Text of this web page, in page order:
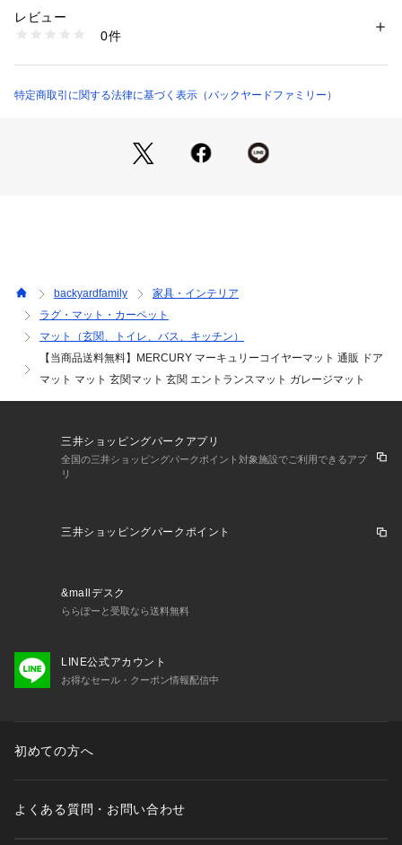
☆・裏面はラバー加工されているから、滑りにくくお手入れも
ラクラク。☆・デザインバリエーションが色々あるから、お気
[縦]約40cm／[横]約70cm／[厚み]約2cm☆※サイズは当店計測
ださい。☆☆重量☆☆約1704g☆☆注意点☆☆※お取り扱いの際
は、商品やパッケージなどに記載されている品質表示、アテン
エントランス 屋外 屋内 ココヤシ
4370000017857
レビュー
0件
特定商取引に関する法律に基づく表示（バックヤードファミリー）
backyardfamily
家具・インテリア
ラグ・マット・カーペット
マット（玄関、トイレ、バス、キッチン）
【当商品送料無料】MERCURY マーキュリーコイヤーマット 通販 ドア
マット マット 玄関マット 玄関 エントランスマット ガレージマット
三井ショッピングパークアプリ
全国の三井ショッピングパークポイント対象施設でご利用できるアプ
リ
三井ショッピングパークポイント
&mallデスク
ららぽーと受取なら送料無料
LINE公式アカウント
お得なセール・クーポン情報配信中
初めての方へ
よくある質問・お問い合わせ